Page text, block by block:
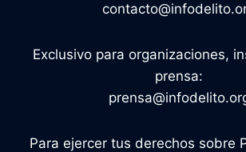
Exclusivo para organizaciones,
prensa:
Para ejercer tus derechos sobre